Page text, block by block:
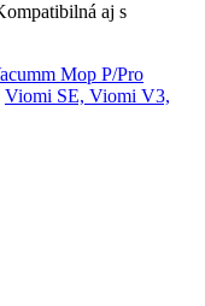
aj s
Mop P/Pro
Viomi SE, Viomi V3,